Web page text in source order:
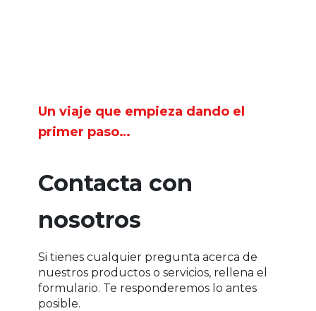
Un viaje que empieza dando el
primer paso…
Contacta con
nosotros
Si tienes cualquier pregunta acerca de
nuestros productos o servicios, rellena el
formulario. Te responderemos lo antes
posible.